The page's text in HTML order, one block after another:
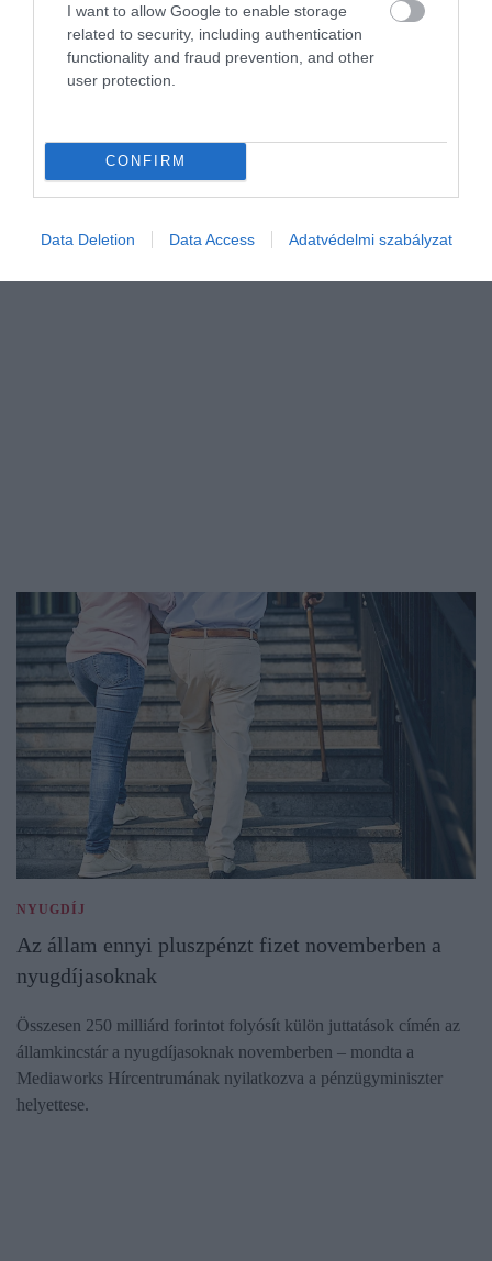
I want to allow Google to enable storage
related to security, including authentication
functionality and fraud prevention, and other
user protection.
CONFIRM
Data Deletion Data Access Adatvédelmi szabályzat
NYUGDÍJ
Orbán Viktor „Feri bátyámnak” címezve,
Egy rendhagyónak mondható találkozóról készült videóban,
nyugdíjasokkal borozgatva mondta azt a kormányfő, hogy "rajta
februárban az arra…
NYUGDÍJ
Az állam ennyi pluszpénzt fizet novemberben a
nyugdíjasoknak
Összesen 250 milliárd forintot folyósít külön juttatások címén az
államkincstár a nyugdíjasoknak novemberben – mondta a
Mediaworks Hírcentrumának nyilatkozva a pénzügyminiszter
helyettese.